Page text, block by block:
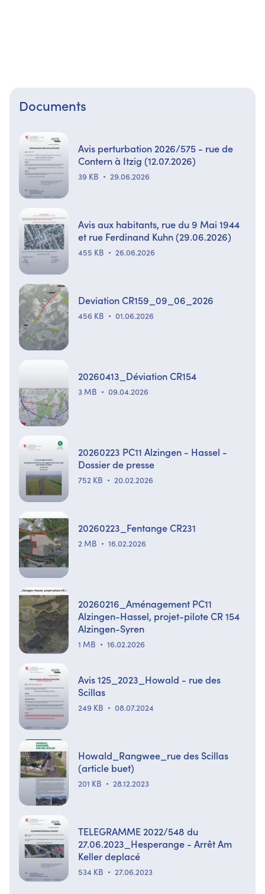
Documents
Avis perturbation 2026/575 - rue de
Contern à Itzig (12.07.2026)
39 KB 29.06.2026
Avis aux habitants, rue du 9 Mai 1944
et rue Ferdinand Kuhn (29.06.2026)
455 KB 26.06.2026
Deviation CR159_09_06_2026
456 KB 01.06.2026
20260413_Déviation CR154
3 MB 09.04.2026
20260223 PC11 Alzingen - Hassel -
Dossier de presse
752 KB 20.02.2026
20260223_Fentange CR231
2 MB 16.02.2026
20260216_Aménagement PC11
Alzingen-Hassel, projet-pilote CR 154
Alzingen-Syren
1 MB 16.02.2026
Avis 125_2023_Howald - rue des
Scillas
249 KB 08.07.2024
Howald_Rangwee_rue des Scillas
(article buet)
201 KB 28.12.2023
TELEGRAMME 2022/548 du
27.06.2023_Hesperange - Arrêt Am
Keller deplacé
534 KB 27.06.2023